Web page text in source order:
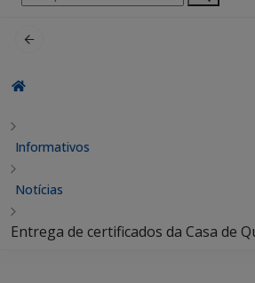
por:
Informativos
Notícias
Entrega de certificados da Casa de